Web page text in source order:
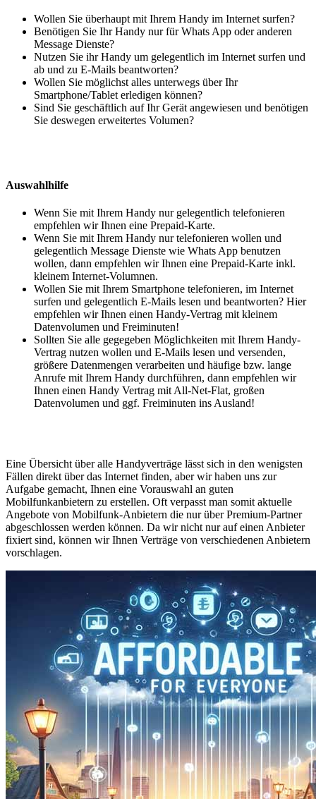
Wollen Sie überhaupt mit Ihrem Handy im Internet surfen?
Benötigen Sie Ihr Handy nur für Whats App oder anderen
Message Dienste?
Nutzen Sie ihr Handy um gelegentlich im Internet surfen und
ab und zu E-Mails beantworten?
Wollen Sie möglichst alles unterwegs über Ihr
Smartphone/Tablet erledigen können?
Sind Sie geschäftlich auf Ihr Gerät angewiesen und benötigen
Sie deswegen erweitertes Volumen?
Auswahlhilfe
Wenn Sie mit Ihrem Handy nur gelegentlich telefonieren
empfehlen wir Ihnen eine Prepaid-Karte.
Wenn Sie mit Ihrem Handy nur telefonieren wollen und
gelegentlich Message Dienste wie Whats App benutzen
wollen, dann empfehlen wir Ihnen eine Prepaid-Karte inkl.
kleinem Internet-Volumnen.
Wollen Sie mit Ihrem Smartphone telefonieren, im Internet
surfen und gelegentlich E-Mails lesen und beantworten? Hier
empfehlen wir Ihnen einen Handy-Vertrag mit kleinem
Datenvolumen und Freiminuten!
Sollten Sie alle gegegeben Möglichkeiten mit Ihrem Handy-
Vertrag nutzen wollen und E-Mails lesen und versenden,
größere Datenmengen verarbeiten und häufige bzw. lange
Anrufe mit Ihrem Handy durchführen, dann empfehlen wir
Ihnen einen Handy Vertrag mit All-Net-Flat, großen
Datenvolumen und ggf. Freiminuten ins Ausland!
Eine Übersicht über alle Handyverträge lässt sich in den wenigsten
Fällen direkt über das Internet finden, aber wir haben uns zur
Aufgabe gemacht, Ihnen eine Vorauswahl an guten
Mobilfunkanbietern zu erstellen. Oft verpasst man somit aktuelle
Angebote von Mobilfunk-Anbietern die nur über Premium-Partner
abgeschlossen werden können. Da wir nicht nur auf einen Anbieter
fixiert sind, können wir Ihnen Verträge von verschiedenen Anbietern
vorschlagen.